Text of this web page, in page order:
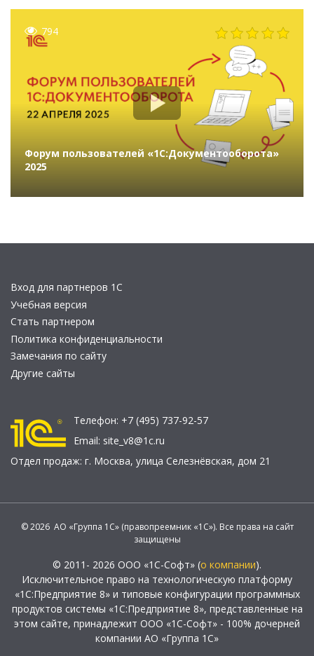
794
Форум пользователей «1С:Документооборота»
2025
Вход для партнеров 1С
Учебная версия
Стать партнером
Политика конфиденциальности
Замечания по сайту
Другие сайты
Телефон: +7 (495) 737-92-57
Email: site_v8@1c.ru
Отдел продаж: г. Москва, улица Селезнёвская, дом 21
© 2026 АО «Группа 1С» (правопреемник «1С»). Все права на сайт
защищены
© 2011- 2026 ООО «1С-Софт» (о компании).
Исключительное право на технологическую платформу
«1С:Предприятие 8» и типовые конфигурации программных
продуктов системы «1С:Предприятие 8», представленные на
этом сайте, принадлежит ООО «1С-Софт» - 100% дочерней
компании АО «Группа 1С»